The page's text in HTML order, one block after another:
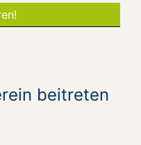
beitreten